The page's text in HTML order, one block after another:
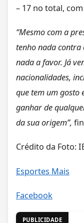
– 17 no total,
“Mesmo com a
tenho nada contra
nada a favor. Já
nacionalidades,
que tem um gosto
ganhar de
da sua origem”,
Crédito da Foto:
Esportes Mais
Facebook
PUBLICIDADE